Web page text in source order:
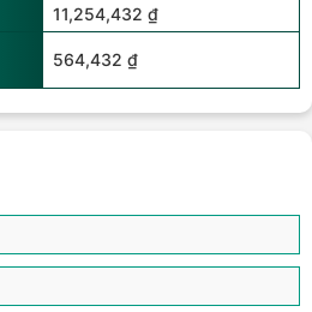
11,254,432 ₫
564,432 ₫